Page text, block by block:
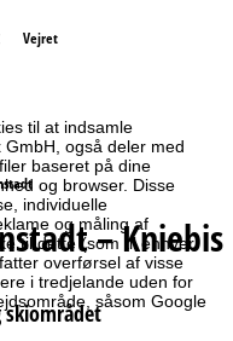
til at indsamle
også deler med
baseret på dine
og browser. Disse
individuelle
og måling af
til dette (som til enhver
overførsel af visse
i tredjelande uden for
såsom Google
Vejret
– Kniebis